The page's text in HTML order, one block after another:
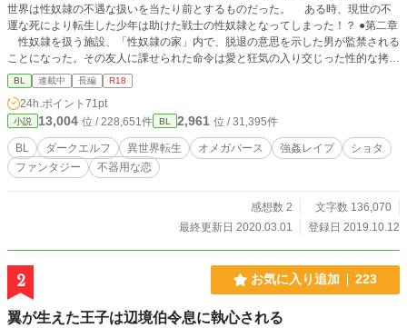
世界は性奴隷の不遇な扱いを当たり前とするものだった。 ある時、現世の不
運な死により転生した少年は助けた戦士の性奴隷となってしまった！？ ●第二章
性奴隷を扱う施設、「性奴隷の家」内で、脱退の意思を示した男が監禁される
ことになった。その友人に課せられた命令は愛と狂気の入り交じった性的な拷問
であった！ ●第三章 義賊とよばれる盗賊は性奴隷の家から一人の性奴隷候補
の子を誘拐した。その子はダークエルフの男の子だった。その子のあまりにも生
意気な態度に、盗賊はハードプレイでお仕置きをすることにした。 ※変態度の
非常に高い作品となっております 【近況報告】 20.02.21 なんか待たせてしま
ってすいませんでした(土下座！) 第三章は本編を絡めながら、ショタのダークエ
ルフに変態的なプレイをする作者の欲望を表現するだけのおはなしです。 20.0
2.22 「大人しくしていれば可愛いな」を投稿します。一応シリアスめな展開に
た。まあ昔やって書籍化せんかったから期待はしていませんが……。 「欲望に
た。 あと、各章に名称つけました。 ついでに第一章の没シナリオを７話分のボ
リュームでのっけました。このシナリオ大不評でした(汗) ディープ層向けな内容
です。 20.02.25 「束の間の握手だ」を投稿します。本編が進みます。 20.02.26
「妊夫さんですがHしたくなっちゃいました」を投稿します。 久々に第一章のお
話書きました。そして妊婦さんならぬ妊夫さんとのHな話が書きたかったです。
BL 連載中 長編 R18
24h.ポイント 71pt
小説 13,004 位 / 228,651件 BL 2,961 位 / 31,395件
BL ダークエルフ 異世界転生 オメガバース 強姦レイプ
ショタ
ファンタジー
不器用な恋
感想数 2
文字数 136,070
最終更新日 2020.03.01
登録日 2019.10.12
2 お気に入り追加 223
翼が生えた王子は辺境伯令息に執心される